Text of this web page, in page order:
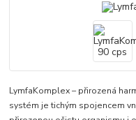
LymfaKomplex – přirozená
systém je tichým spojencem